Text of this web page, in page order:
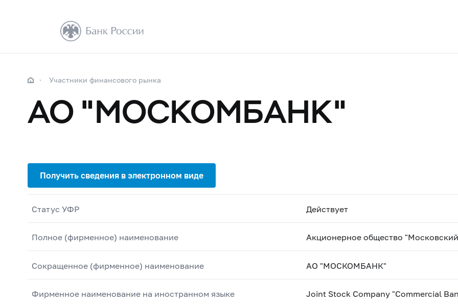
Участники финансового рынка
АО "МОСКОМБАНК"
Статус УФР Действует
Полное (фирменное) наименование Акционерное общество
Сокращенное (фирменное) наименование АО "МОСКОМБАНК"
Фирменное наименование на иностранном языке Joint Stock Company "Commercial